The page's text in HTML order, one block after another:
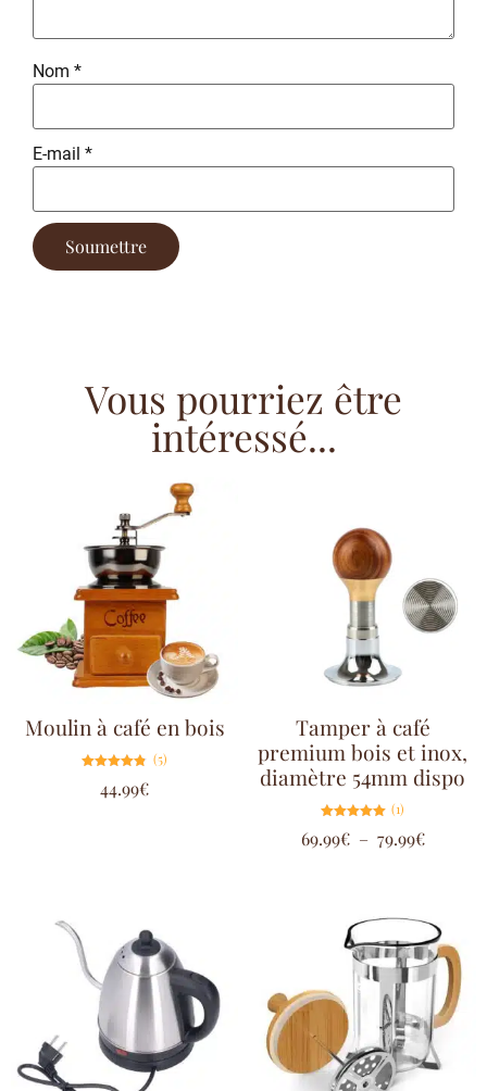
Nom *
E-mail *
Vous pourriez être
intéressé...
Moulin à café en bois
4.80
sur 5
(5)
44.99€
Tamper à café
premium bois et inox,
diamètre 54mm dispo
5.00
sur 5
(1)
69.99€ – 79.99€